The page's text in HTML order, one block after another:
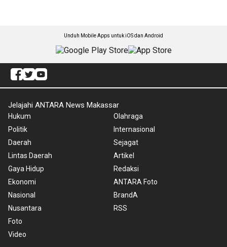
Unduh Mobile Apps untuk iOS dan Android
Jelajahi ANTARA News Makassar
Hukum
Politik
Daerah
Lintas Daerah
Gaya Hidup
Ekonomi
Nasional
Nusantara
Foto
Video
Olahraga
Internasional
Sejagat
Artikel
Redaksi
ANTARA Foto
BrandA
RSS